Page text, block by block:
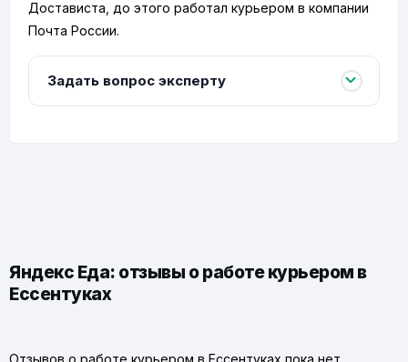
Достависта, до этого работал курьером в компании
Почта России.
Задать вопрос эксперту
Яндекс Еда: отзывы о работе курьером в
Ессентуках
Отзывов о работе курьером в Ессентуках пока нет.